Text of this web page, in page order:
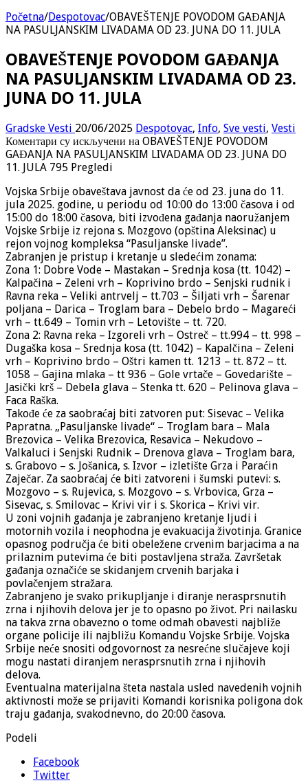
Početna/Despotovac/OBAVEŠTENJE POVODOM GAĐANJA
NA PASULJANSKIM LIVADAMA OD 23. JUNA DO 11. JULA
OBAVEŠTENJE POVODOM GAĐANJA
NA PASULJANSKIM LIVADAMA OD 23.
JUNA DO 11. JULA
Gradske Vesti 20/06/2025 Despotovac, Info, Sve vesti, Vesti
Коментари су искључени на OBAVEŠTENJE POVODOM
GAĐANJA NA PASULJANSKIM LIVADAMA OD 23. JUNA DO
11. JULA 795 Pregledi
Vojska Srbije obaveštava javnost da će od 23. juna do 11.
jula 2025. godine, u periodu od 10:00 do 13:00 časova i od
15:00 do 18:00 časova, biti izvođena gađanja naoružanjem
Vojske Srbije iz rejona s. Mozgovo (opština Aleksinac) u
rejon vojnog kompleksa “Pasuljanske livade”.
Zabranjen je pristup i kretanje u sledećim zonama:
Zona 1: Dobre Vode – Mastakan – Srednja kosa (tt. 1042) –
Kalpačina – Zeleni vrh – Koprivino brdo – Senjski rudnik i
Ravna reka – Veliki antrvelj – tt.703 – Šiljati vrh – Šarenar
poljana – Darica – Troglam bara – Debelo brdo – Magareći
vrh – tt.649 – Tomin vrh – Letovište – tt. 720.
Zona 2: Ravna reka – Izgoreli vrh – Ostreč – tt.994 – tt. 998 –
Dugaška kosa – Srednja kosa (tt. 1042) – Kapalčina – Zeleni
vrh – Koprivino brdo – Oštri kamen tt. 1213 – tt. 872 – tt.
1058 – Gajina mlaka – tt 936 – Gole vrtače – Govedarište –
Jasički krš – Debela glava – Stenka tt. 620 – Pelinova glava –
Faca Raška.
Takođe će za saobraćaj biti zatvoren put: Sisevac – Velika
Papratna. „Pasuljanske livade“ – Troglam bara – Mala
Brezovica – Velika Brezovica, Resavica – Nekudovo –
Valkaluci i Senjski Rudnik – Drenova glava – Troglam bara,
s. Grabovo – s. Jošanica, s. Izvor – izletište Grza i Paraćin
Zaječar. Za saobraćaj će biti zatvoreni i šumski putevi: s.
Mozgovo – s. Rujevica, s. Mozgovo – s. Vrbovica, Grza –
Sisevac, s. Smilovac – Krivi vir i s. Skorica – Krivi vir.
U zoni vojnih gađanja je zabranjeno kretanje ljudi i
motornih vozila i neophodna je evakuacija životinja. Granice
opasnog područja će biti obeležene crvenim barjacima a na
prilaznim putevima će biti postavljena straža. Završetak
gađanja označiće se skidanjem crvenih barjaka i
povlačenjem stražara.
Zabranjeno je svako prikupljanje i diranje nerasprsnutih
zrna i njihovih delova jer je to opasno po život. Pri nailasku
na takva zrna obavezno o tome odmah obavesti najbliže
organe policije ili najbližu Komandu Vojske Srbije. Vojska
Srbije neće snositi odgovornost za nesrećne slučajeve koji
mogu nastati diranjem nerasprsnutih zrna i njihovih
delova.
Eventualna materijalna šteta nastala usled navedenih vojnih
aktivnosti može se prijaviti Komandi korisnika poligona dok
traju gađanja, svakodnevno, do 20:00 časova.
Podeli
Facebook
Twitter